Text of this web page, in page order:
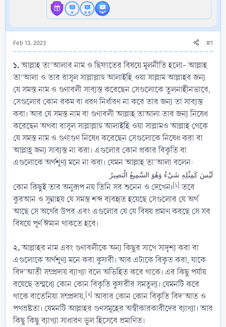
Feb 13, 2023 #1
১.আল্লাহ তা‘আলার নাম ও ছিফাতের বিষয়ে মূলনীতি হলো- আল্লাহ
তা‘আলা ও তার রাসূল সাল্লাল্লাহু আলাইহি ওয়া সাল্লাম আল্লাহর জন্য
যে সমস্ত নাম ও গুণাবলী সাব্যস্ত করেছেন সেগুলোকে তুলনাহীনভাবে,
সেগুলোর কোন রকম বা ধরণ নির্ধারণ না করে তার জন্য তা সাব্যস্ত
করা। আর যে সমস্ত নাম বা গুণাবলী আল্লাহ তাআলা তার জন্য নিষেধ
করেছেন অথবা রাসূল সাল্লাল্লাহু আলাইহি ওয়া সাল্লামও আল্লাহ থেকে
যে সমস্ত নাম ও গুণাগুণ নিষেধ করেছেন সেগুলোকে নিষেধ করা বা
আল্লাহ্র জন্য সাব্যস্ত না করা। এগুলোর কোন প্রকার বিকৃতি বা
এগুলোকে অর্থশূণ্য মনে না করা। যেমন আল্লাহ তা'আলা বলেন:
لَيْسَ كَمِثْلِهِ شَيْءٌ وَهُوَ السَّمِيعُ الْبَصِيرُ
কোন কিছুই তার অনুরূপ নয় তিনি সব শুনেন ও দেখেন৷[১] তবে
কুরআন ও সুন্নাহয় যে সমস্ত শব্দ ব্যবহৃত হয়েছে সেগুলোর যে অর্থ
আছে সে অর্থের উপর এবং এগুলোর যে যে বিষয় প্রমাণ করছে সে সব
বিষয়ে পূর্ণ ঈমান থাকতে হবে।
২.আল্লাহর নাম এবং গুণাবলীকে অন্য কিছুর সাথে সাদৃশ্য করা বা
এগুলোকে অর্থশূণ্য মনে করা কুফরী। আর এটাকে বিকৃত করা, যাকে
বিদ'আতী সম্প্রদায় ব্যাখ্যা বলে অভিহিত করে থাকে। এর কিছু পৰ্যায়
রয়েছে তন্মধ্যে কোন কোন বিকৃতি কুফরীর সমতুল্য। যেমনটি করে
থাকে বাতেনিয়া সম্প্রদায়,[২] আবার কোন কোন বিকৃতি বিদ'আত ও
পথভ্রষ্টতা। যেমনটি আল্লাহর গুণসমূহের অস্বীকারকারীদের ব্যাখ্যা। আর
কিছু কিছু ব্যাখ্যা সাধারণ ভুল হিসেবে প্রমাণিত।